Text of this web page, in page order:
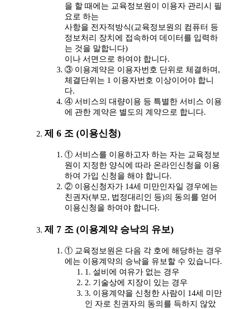
을 할 때에는 교육정보원이 이용자 관리시 필
요로 하는
사항을 전자적방식(교육정보원의 컴퓨터 등
정보처리 장치에 접속하여 데이터를 입력하
는 것을 말합니다)
이나 서면으로 하여야 합니다.
③ 이용계약은 이용자번호 단위로 체결하며,
체결단위는 1 이용자번호 이상이어야 합니
다.
④ 서비스의 대량이용 등 특별한 서비스 이용
에 관한 계약은 별도의 계약으로 합니다.
제 6 조 (이용신청)
① 서비스를 이용하고자 하는 자는 교육정보
원이 지정한 양식에 따라 온라인신청을 이용
하여 가입 신청을 해야 합니다.
② 이용신청자가 14세 미만인자일 경우에는
친권자(부모, 법정대리인 등)의 동의를 얻어
이용신청을 하여야 합니다.
제 7 조 (이용계약 승낙의 유보)
① 교육정보원은 다음 각 호에 해당하는 경우
에는 이용계약의 승낙을 유보할 수 있습니다.
1. 설비에 여유가 없는 경우
2. 기술상에 지장이 있는 경우
3. 이용계약을 신청한 사람이 14세 미만
인 자로 친권자의 동의를 득하지 않았